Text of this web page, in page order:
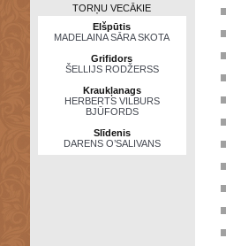
TORŅU VECĀKIE
Elšpūtis
MADELAINA SĀRA SKOTA
Grifidors
ŠELLIJS RODŽERSS
Kraukļanags
HERBERTS VILBURS
BJŪFORDS
Slīdenis
DARENS O’SALIVANS